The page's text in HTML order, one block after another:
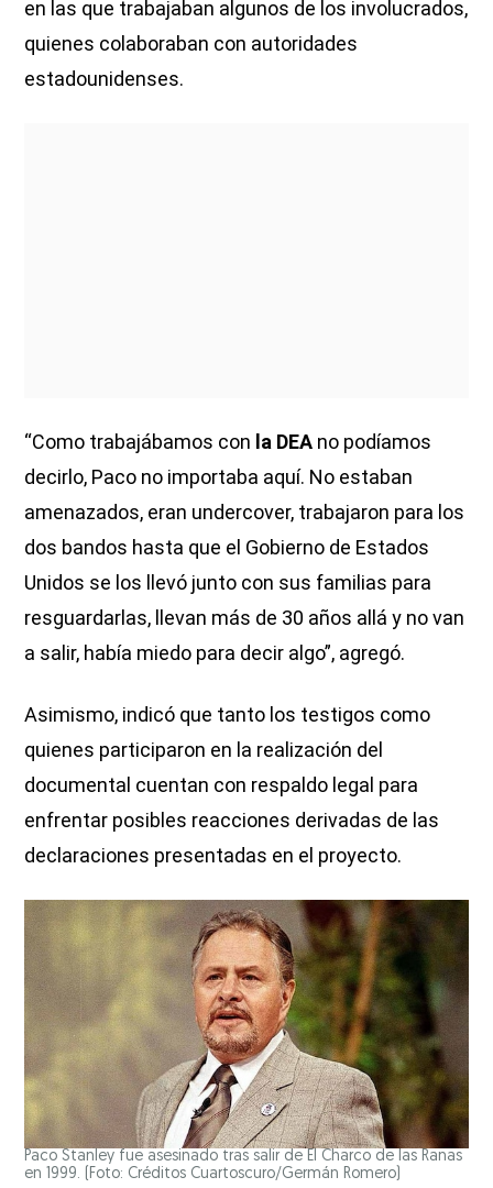
en las que trabajaban algunos de los involucrados,
quienes colaboraban con autoridades
estadounidenses.
“Como trabajábamos con la DEA no podíamos
decirlo, Paco no importaba aquí. No estaban
amenazados, eran undercover, trabajaron para los
dos bandos hasta que el Gobierno de Estados
Unidos se los llevó junto con sus familias para
resguardarlas, llevan más de 30 años allá y no van
a salir, había miedo para decir algo”, agregó.
Asimismo, indicó que tanto los testigos como
quienes participaron en la realización del
documental cuentan con respaldo legal para
enfrentar posibles reacciones derivadas de las
declaraciones presentadas en el proyecto.
Paco Stanley fue asesinado tras salir de El Charco de las Ranas
en 1999. (Foto: Créditos Cuartoscuro/Germán Romero)